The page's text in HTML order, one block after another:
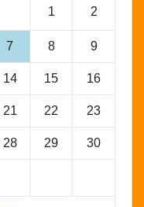
1 2
7 8 9
14 15 16
21 22 23
28 29 30